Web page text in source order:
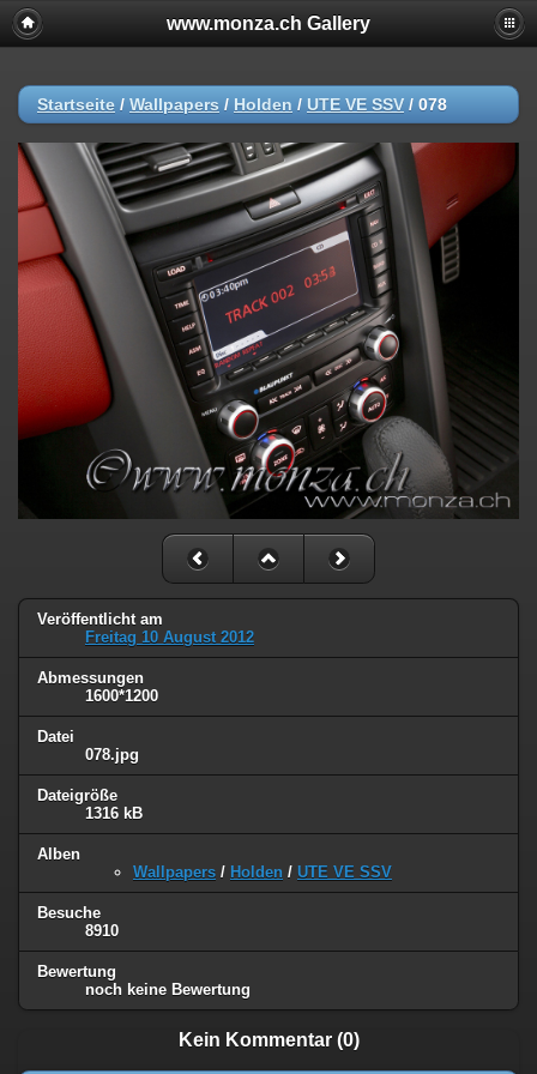
www.monza.ch Gallery
Startseite / Wallpapers / Holden / UTE VE SSV / 078
Veröffentlicht am
Freitag 10 August 2012
Abmessungen
1600*1200
Datei
078.jpg
Dateigröße
1316 kB
Alben
Wallpapers / Holden / UTE VE SSV
Besuche
8910
Bewertung
noch keine Bewertung
Kein Kommentar (0)